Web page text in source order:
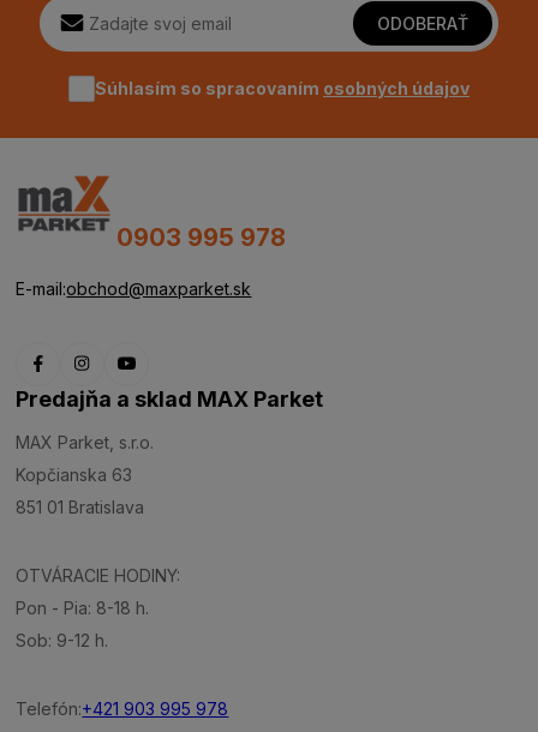
ODOBERAŤ
Súhlasím so spracovaním osobných údajov
0903 995 978
E-mail:obchod@maxparket.sk
Predajňa a sklad MAX Parket
MAX Parket, s.r.o.
Kopčianska 63
851 01 Bratislava
OTVÁRACIE HODINY:
Pon - Pia: 8-18 h.
Sob: 9-12 h.
Telefón:+421 903 995 978